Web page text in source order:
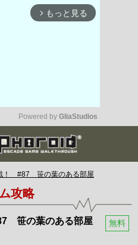
arrow_forward_ios もっと見る
Mute
Powered by GliaStudios
！ #87 笹の葉のある部屋
攻略
笹の葉のある部屋 無料